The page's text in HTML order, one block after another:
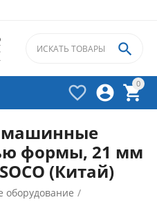
0




машинные
формы, 21 мм
(Китай)
оборудование /